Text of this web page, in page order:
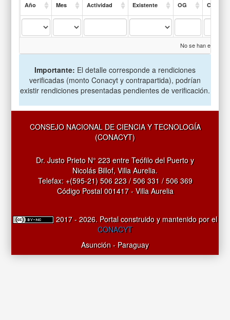
Año Mes Actividad Existente OG
No se han
Importante: El detalle corresponde a rendiciones
verificadas (monto Conacyt y contrapartida), podrían
existir rendiciones presentadas pendientes de verificación.
CONSEJO NACIONAL DE CIENCIA Y TECNOLOGÍA
(CONACYT)
Dr. Justo Prieto N° 223 entre Teófilo del Puerto y
Nicolás Billof, Villa Aurelia.
Telefax: +(595-21) 506 223 / 506 331 / 506 369
Código Postal 001417 - Villa Aurelia
2017 - 2026. Portal construido y mantenido por el
CONACYT
Asunción - Paraguay